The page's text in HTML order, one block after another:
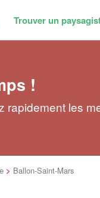
Trouver un
!
rapidement les
> Ballon-Saint-Mars